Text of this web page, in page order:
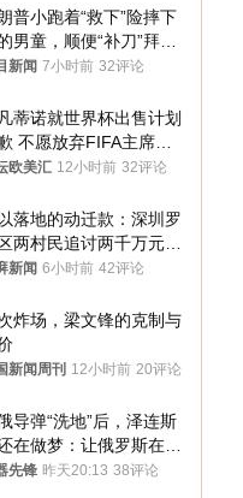
普小跑着“救下”险摔下
男童，顺便“补刀”拜
“我可不想他像拜登一
新闻 7小时前 32评论
蒂诺就世界杯出售计划
不愿放弃FIFA主席职
欧美汇 12小时前 32评论
落地的动迁款：深圳罗
两村民追讨两千万元动
八年未果
新闻 6小时前 42评论
炸场，梁文锋的克制与
新闻周刊 12小时前 20评论
导弹“洗地”后，泽连斯
在做梦：让俄罗斯在冬
求和？
先锋 昨天20:13 38评论